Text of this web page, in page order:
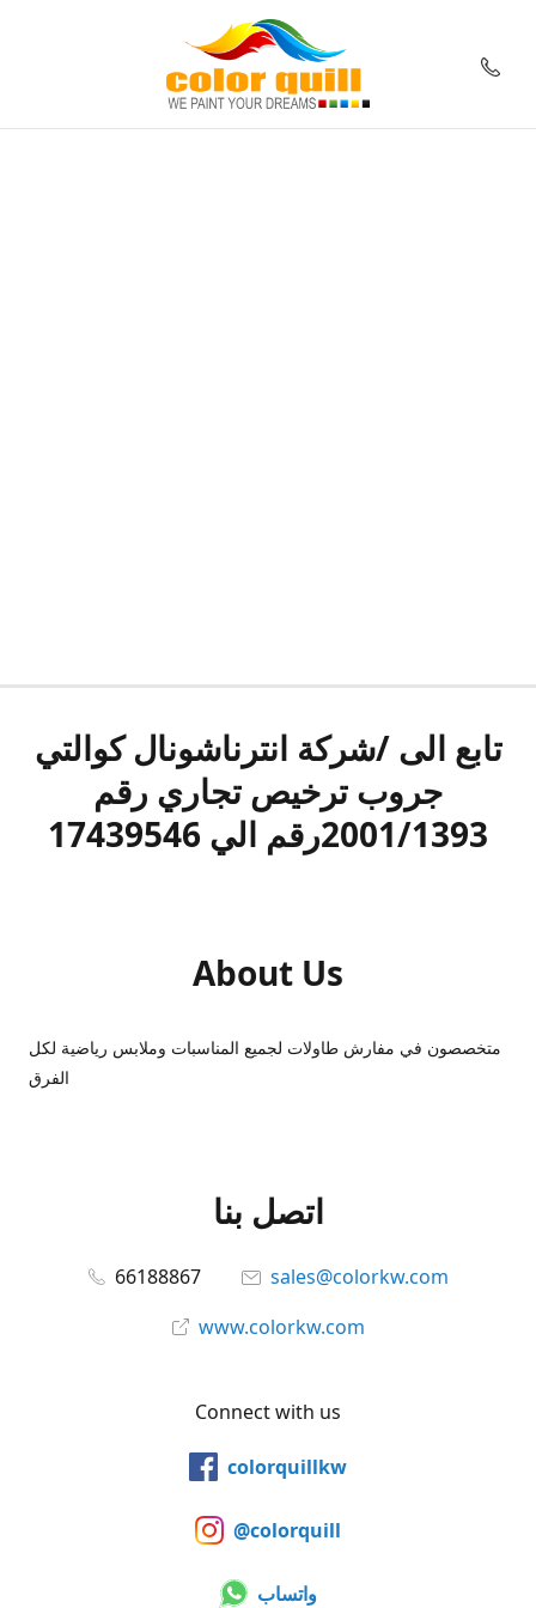
تابع الى /شركة انترناشونال كوالتي
جروب ترخيص تجاري رقم
2001/1393رقم الي 17439546
About Us
متخصصون في مفارش طاولات لجميع المناسبات وملابس رياضية لكل
الفرق
اتصل بنا
66188867
sales@colorkw.com
www.colorkw.com
Connect with us
colorquillkw
@colorquill
واتساب